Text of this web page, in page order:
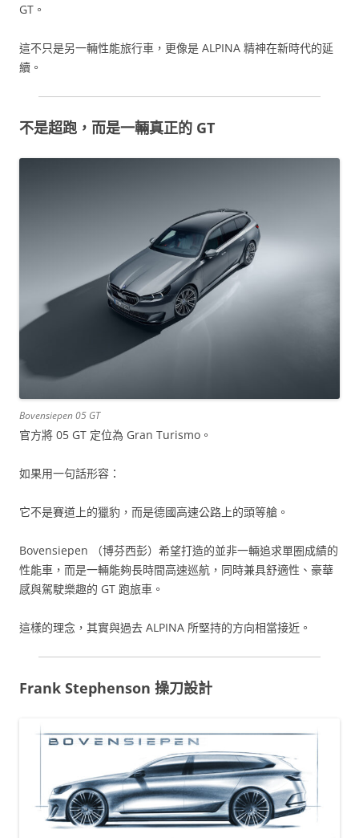
GT。
這不只是另一輛性能旅行車，更像是 ALPINA 精神在新時代的延
續。
不是超跑，而是一輛真正的 GT
Bovensiepen 05 GT
官方將 05 GT 定位為 Gran Turismo。
如果用一句話形容：
它不是賽道上的獵豹，而是德國高速公路上的頭等艙。
Bovensiepen （博芬西彭）希望打造的並非一輛追求單圈成績的
性能車，而是一輛能夠長時間高速巡航，同時兼具舒適性、豪華
感與駕駛樂趣的 GT 跑旅車。
這樣的理念，其實與過去 ALPINA 所堅持的方向相當接近。
Frank Stephenson 操刀設計